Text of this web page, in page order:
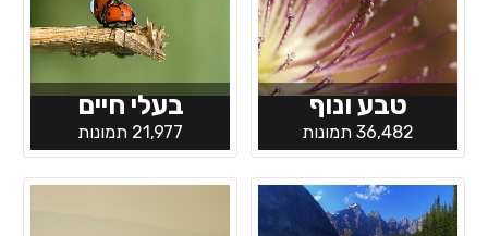
טבע ונוף
36,482 תמונות
בעלי חיים
21,977 תמונות